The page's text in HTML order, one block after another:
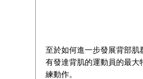
至於如何進一步發展背部肌
有發達背肌的運動員的最大
練動作。